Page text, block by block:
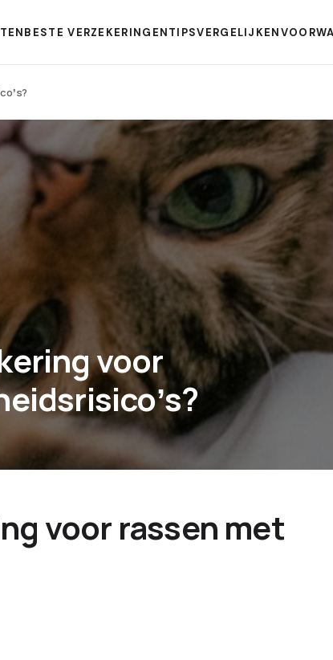
BESTE VERZEKERINGENTIPSVERGELIJKEN
voor
voor rassen met